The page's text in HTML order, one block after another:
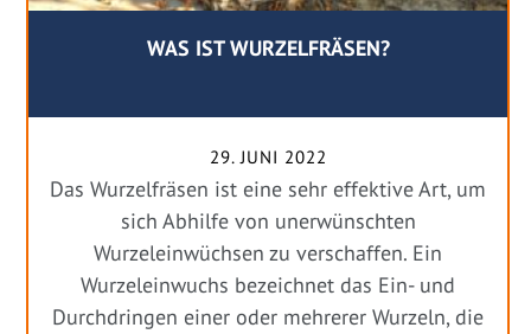
WAS IST WURZELFRÄSEN?
29. JUNI 2022
Das Wurzelfräsen ist eine sehr effektive Art, um
sich Abhilfe von unerwünschten
Wurzeleinwüchsen zu verschaffen. Ein
Wurzeleinwuchs bezeichnet das Ein- und
Durchdringen einer oder mehrerer Wurzeln, die